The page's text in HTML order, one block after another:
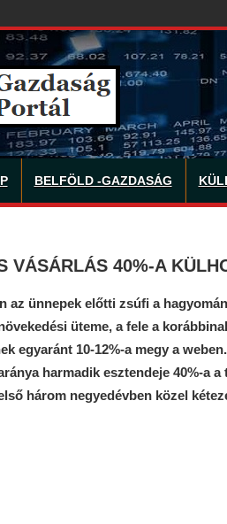
BELFÖLD -GAZDASÁG
VÁSÁRLÁS 40%-A
az ünnepek előtti zsúfi a
üteme, a fele a
egyaránt 10-12%-a megy a
harmadik esztendeje 40%-a
három negyedévben közel